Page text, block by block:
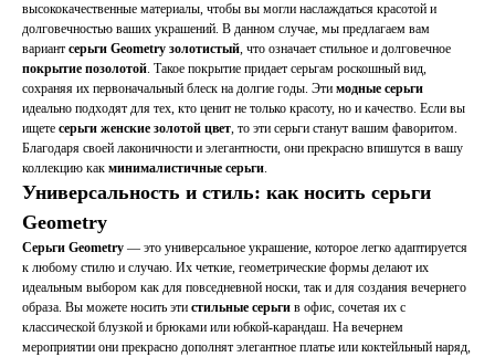
высококачественные материалы, чтобы вы могли наслаждаться красотой и
долговечностью ваших украшений. В данном случае, мы предлагаем вам
вариант серьги Geometry золотистый, что означает стильное и долговечное
покрытие позолотой. Такое покрытие придает серьгам роскошный вид,
сохраняя их первоначальный блеск на долгие годы. Эти модные серьги
идеально подходят для тех, кто ценит не только красоту, но и качество. Если вы
ищете серьги женские золотой цвет, то эти серьги станут вашим фаворитом.
Благодаря своей лаконичности и элегантности, они прекрасно впишутся в вашу
коллекцию как минималистичные серьги.
Универсальность и стиль: как носить серьги
Geometry
Серьги Geometry — это универсальное украшение, которое легко адаптируется
к любому стилю и случаю. Их четкие, геометрические формы делают их
идеальным выбором как для повседневной носки, так и для создания вечернего
образа. Вы можете носить эти стильные серьги в офис, сочетая их с
классической блузкой и брюками или юбкой-карандаш. На вечернем
мероприятии они прекрасно дополнят элегантное платье или коктейльный наряд,